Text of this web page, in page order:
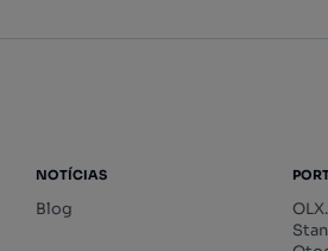
NOTÍCIAS
Blog